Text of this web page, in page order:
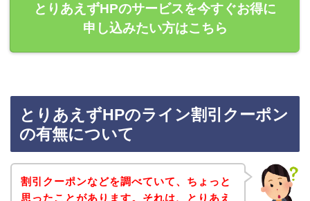
とりあえずHPのサービスを今すぐお得に
申し込みたい方はこちら
とりあえずHPのライン割引クーポン
の有無について
割引クーポンなどを調べていて、ちょっと
思ったことがあります。それは、とりあえ